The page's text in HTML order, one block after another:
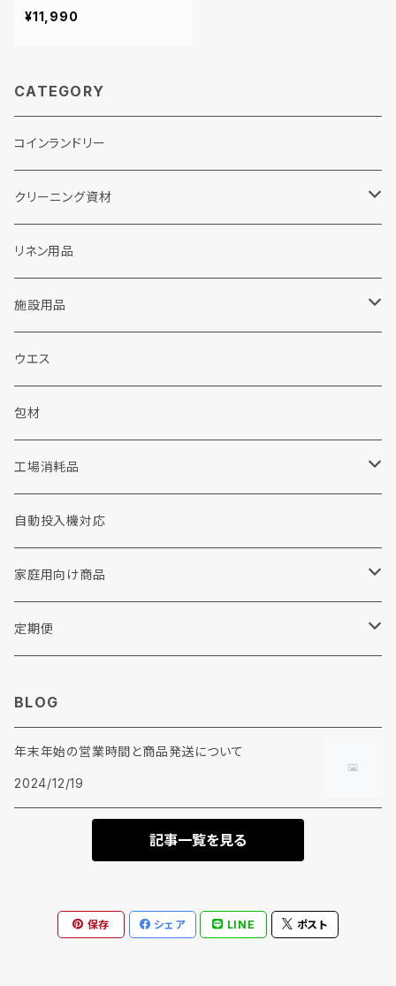
¥11,990
CATEGORY
コインランドリー
クリーニング資材
ランドリー洗剤関連
粉末洗剤
液体洗剤
各種助剤
糊剤
柔軟剤
加工剤
前処理剤
ドライクリーニング関連
カートリッジフィルター
ソープ
販促品
包装資材
工場用品
コインランドリー
衣料リフォーム・修理
その他
リネン用品
施設用品
施設用洗剤・シャンプー
シャボン玉せっけん
消耗品
手袋
ウエス
包材
工場消耗品
手洗い洗剤
自動投入機対応
家庭用向け商品
リンナイ
定期便
BLOG
年末年始の営業時間と商品発送について
2024/12/19
記事一覧を見る
保存 シェア LINE ポスト